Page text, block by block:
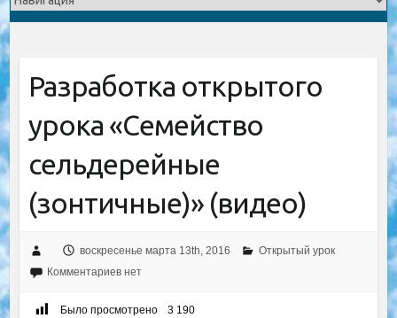
Разработка открытого
урока «Семейство
сельдерейные
(зонтичные)» (видео)
воскресенье марта 13th, 2016
Открытый урок
Комментариев нет
Было просмотрено 3 190